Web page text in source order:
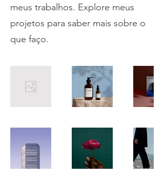
meus trabalhos. Explore meus
projetos para saber mais sobre o
que faço.